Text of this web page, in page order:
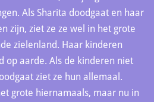
Als Sharita doodgaat en haar
zijn, ziet ze ze wel in het grote
zielenland. Haar kinderen
op aarde. Als de kinderen niet
ziet ze hun allemaal.
grote hiernamaals, maar nu in